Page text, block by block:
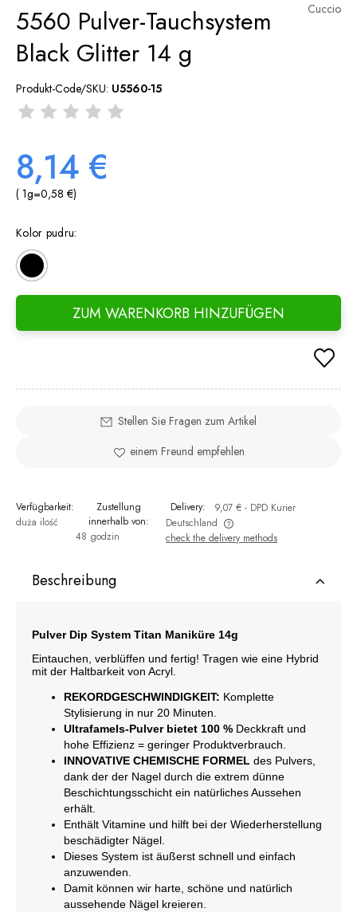
Cuccio
5560 Pulver-Tauchsystem
Black Glitter 14 g
Produkt-Code/SKU: U5560-15
8,14 €
( 1g=0,58 €)
Kolor pudru:
ZUM WARENKORB HINZUFÜGEN
Stellen Sie Fragen zum Artikel
einem Freund empfehlen
Verfügbarkeit:
duża ilość
Zustellung
innerhalb von:
48 godzin
Delivery: 9,07 € - DPD Kurier
Deutschland
The price does not include any possible payment costs
check the delivery methods
Beschreibung
Pulver Dip System Titan Maniküre 14g
Eintauchen, verblüffen und fertig! Tragen wie eine Hybrid
mit der Haltbarkeit von Acryl.
REKORDGESCHWINDIGKEIT: Komplette
Stylisierung in nur 20 Minuten.
Ultrafamels-Pulver bietet 100 % Deckkraft und
hohe Effizienz = geringer Produktverbrauch.
INNOVATIVE CHEMISCHE FORMEL des Pulvers,
dank der der Nagel durch die extrem dünne
Beschichtungsschicht ein natürliches Aussehen
erhält.
Enthält Vitamine und hilft bei der Wiederherstellung
beschädigter Nägel.
Dieses System ist äußerst schnell und einfach
anzuwenden.
Damit können wir harte, schöne und natürlich
aussehende Nägel kreieren.